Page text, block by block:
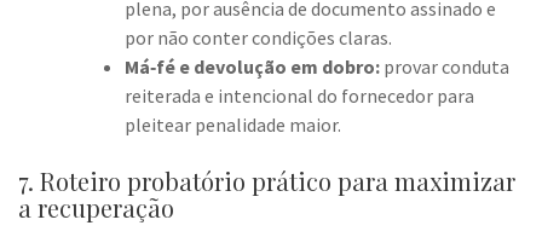
plena, por ausência de documento assinado e
por não conter condições claras.
Má‑fé e devolução em dobro: provar conduta
reiterada e intencional do fornecedor para
pleitear penalidade maior.
7. Roteiro probatório prático para maximizar
a recuperação